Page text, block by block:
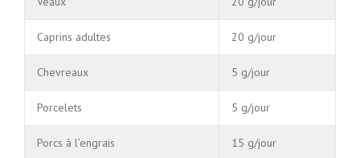
Caprins adultes 20 g/jour
Chevreaux 5 g/jour
Porcelets 5 g/jour
Porcs à l’engrais 15 g/jour